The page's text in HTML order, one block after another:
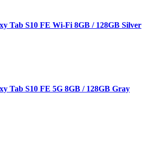
Tab S10 FE Wi-Fi 8GB / 128GB Silver
Tab S10 FE 5G 8GB / 128GB Gray